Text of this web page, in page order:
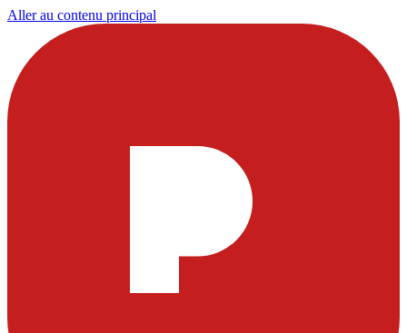
Aller au contenu principal